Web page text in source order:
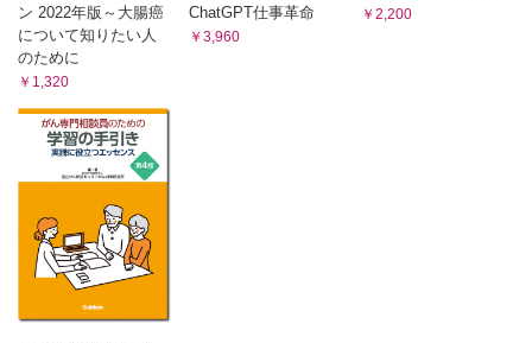
知っておきたいこと ア・ラ・カルト
自己炎症性疾患……土田優美
心電図がよめる，得意になるシリーズ 第7回
ン 2022年版～大腸癌
について知りたい人
のために
￥1,320
ChatGPT仕事革命
￥3,960
￥2,200